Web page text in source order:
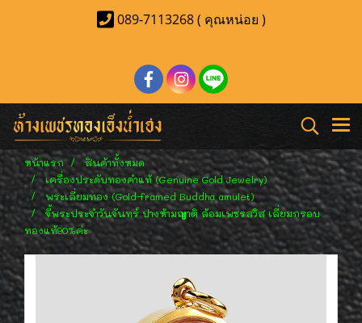
089-7113268 ( คุณหน่อย )
หน้าแรก
สินค้าทั้งหมด
เครื่องประดับทองคำแท้ (Genuine Gold Jewelry)
พระเลี่ยมทอง (Gold-framed Buddha amulet)
จี้พระประจำวันจันทร์ ปางห้ามญาติ ล้อมเพชรสวิส เลี่ยมกรอบ
ทองแท้90%ค่ะ